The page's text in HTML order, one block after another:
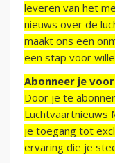
leveren van het
nieuws over de
maakt ons een
een stap voor
Abonneer je
Door je te
Luchtvaartnieuws
je toegang tot
ervaring die je